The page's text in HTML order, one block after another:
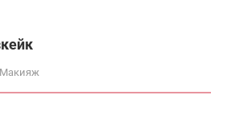
Макияж